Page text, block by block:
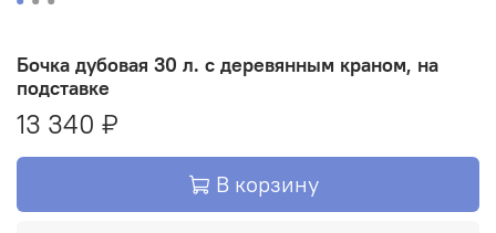
Бочка дубовая 30 л. с деревянным краном, на
подставке
13 340 ₽
В корзину